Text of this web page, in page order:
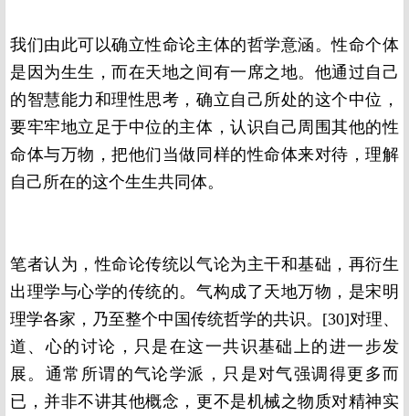
我们由此可以确立性命论主体的哲学意涵。性命个体
是因为生生，而在天地之间有一席之地。他通过自己
的智慧能力和理性思考，确立自己所处的这个中位，
要牢牢地立足于中位的主体，认识自己周围其他的性
命体与万物，把他们当做同样的性命体来对待，理解
自己所在的这个生生共同体。
笔者认为，性命论传统以气论为主干和基础，再衍生
出理学与心学的传统的。气构成了天地万物，是宋明
理学各家，乃至整个中国传统哲学的共识。[30]对理、
道、心的讨论，只是在这一共识基础上的进一步发
展。通常所谓的气论学派，只是对气强调得更多而
已，并非不讲其他概念，更不是机械之物质对精神实